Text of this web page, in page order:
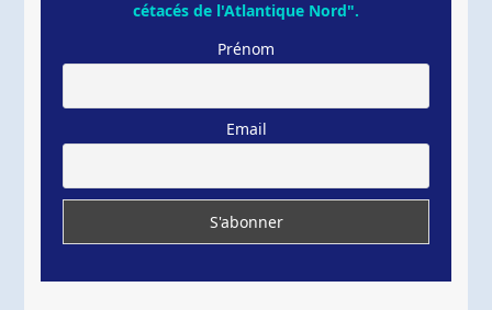
cétacés de l'Atlantique Nord".
Prénom
Email